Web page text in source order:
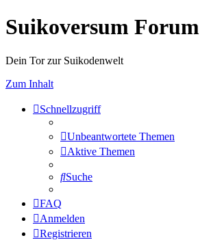
Suikoversum Forum
Dein Tor zur Suikodenwelt
Zum Inhalt
Schnellzugriff
Unbeantwortete Themen
Aktive Themen
Suche
FAQ
Anmelden
Registrieren